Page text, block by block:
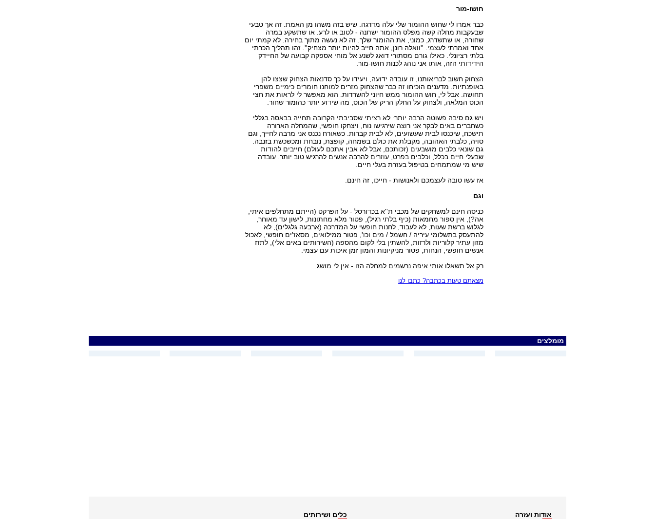
חושו-מור
כבר אמרו לי שחוש ההומור שלי עלה מדרגה. שיש בזה משהו מן האמת. זה אך טבעי
שבעקבות מחלה קשה מפלס ההומור ישתנה - לטוב או לרע. או שתשקע במרה
שחורה, או שתשדרג, כמוני, את ההומור שלך. זה לא נעשה מתוך בחירה. לא קמתי יום
אחד ואמרתי לעצמי: ''וואלה רונן, אתה חייב להיות יותר מצחיק''. זהו תהליך הכרתי
בלתי רציונלי. כאילו גורם מסתורי דואג לשנע אל מוחי אספקה קבועה של החיידק
הידידותי הזה, אותו אני נוהג לכנות חושו-מור.
הצחוק חשוב לבריאותנו, זו עובדה ידועה, ויעידו על כך סדנאות הצחוק שצצו להן
באופנתיות. מדענים הוכיחו זה כבר שהצחוק מזרים למוחנו חומרים כימיים משפרי
תחושה. אבל לי, חוש ההומור ממש חיוני להשרדות. הוא מאפשר לי לראות את חצי
הכוס המלאה, ולצחוק על החלק הריק של הכוס, מה שידוע יותר כהומור שחור.
ויש גם סיבה פשוטה הרבה יותר: לא רציתי שסביבתי הקרובה תחייה בבאסה בגללי.
כשחברים באים לבקר אני רוצה שירגישו נוח, ויצחקו חופשי, שהמחלה הארורה
תישכח, שיכנסו לבית שעשועים, לא לבית קברות. כשאורח נכנס אני מרבה לחייך, וגם
סויה, כלבתי האהובה, מקבלת את כולם בשמחה, קופצת, נובחת ומכשכשת בזנבה.
גם שונאי כלבים מושבעים (זכותכם, אבל לא אבין אתכם לעולם) חייבים להודות
שבעלי חיים בכלל, וכלבים בפרט, עוזרים להרבה אנשים להרגיש טוב יותר. עובדה
שיש מי שמתמחים בטיפול בעזרת בעלי חיים.
אז עשו טובה לעצמכם ולאנושות - חייכו, זה חינם.
וגם
כניסה חינם למשחקים של מכבי ת''א בכדורסל - על הפרקט (הייתם מתחלפים איתי,
אה?), אין ספור מחמאות (כיף בלתי רגיל), פטור מלא מחתונות, לישון עד מאוחר,
לגלוש ברשת שעות, לא לעבוד, לחנות חופשי על המדרכה (ארבעה גלגלים), לא
להתעסק בתשלומי עיריה / חשמל / מים וכו', פטור ממילואים, מסאז'ים חופשי, לאכול
מזון עתיר קלוריות ולרזות, להשתין בלי לקום מהספה (השירותים באים אלי), לתזז
אנשים חופשי, הנחות, פטור מניקיונות והמון זמן איכות עם עצמי.
רק אל תשאלו אותי איפה נרשמים למחלה הזו - אין לי מושג.
מצאתם טעות בכתבה? כתבו לנו
מומלצים
אודות ועזרה כלים ושירותים